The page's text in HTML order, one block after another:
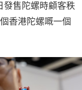
發售陀螺時顧客秩
香港陀螺嘅一個